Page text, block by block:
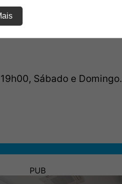
17:00h e 19:00h
Sábado e Domingo.
PUB